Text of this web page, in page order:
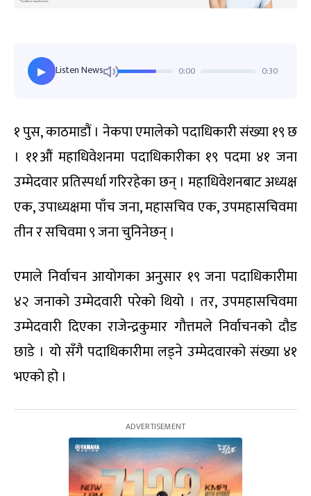
▶ Listen News 0:00 0:30
१ पुस, काठमाडौं । नेकपा एमालेको पदाधिकारी संख्या १९ छ
। ११औं महाधिवेशनमा पदाधिकारीका १९ पदमा ४१ जना
उम्मेदवार प्रतिस्पर्धा गरिरहेका छन् । महाधिवेशनबाट अध्यक्ष
एक, उपाध्यक्षमा पाँच जना, महासचिव एक, उपमहासचिवमा
तीन र सचिवमा ९ जना चुनिनेछन् ।
एमाले निर्वाचन आयोगका अनुसार १९ जना पदाधिकारीमा
४२ जनाको उम्मेदवारी परेको थियो । तर, उपमहासचिवमा
उम्मेदवारी दिएका राजेन्द्रकुमार गौत्तमले निर्वाचनको दौड
छाडे । यो सँगै पदाधिकारीमा लड्ने उम्मेदवारको संख्या ४१
भएको हो ।